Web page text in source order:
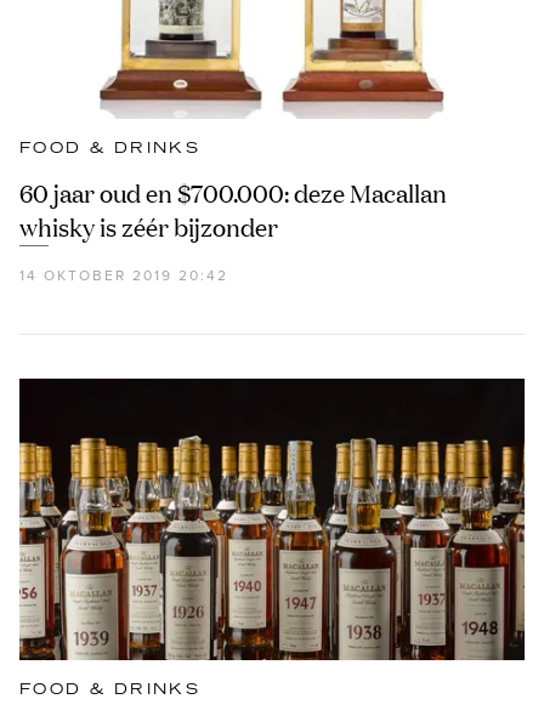
FOOD & DRINKS
60 jaar oud en $700.000: deze Macallan
whisky is zéér bijzonder
14 OKTOBER 2019 20:42
FOOD & DRINKS